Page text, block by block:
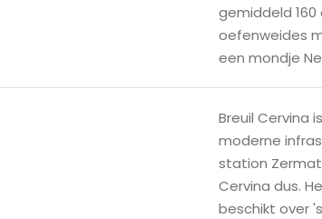
gemiddeld
oefenweides
een mondje
Breuil Cervina
moderne
station
Cervina dus.
beschikt over